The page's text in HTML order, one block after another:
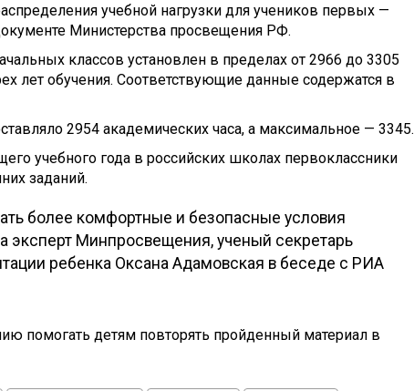
учебной нагрузки для учеников первых —
Министерства просвещения РФ.
классов установлен в пределах от 2966 до 3305
лет обучения. Соответствующие данные содержатся в
2954 академических часа, а максимальное — 3345.
учебного года в российских школах первоклассники
заданий.
более комфортные и безопасные условия
эксперт Минпросвещения, ученый секретарь
ребенка Оксана Адамовская в беседе с РИА
помогать детям повторять пройденный материал в